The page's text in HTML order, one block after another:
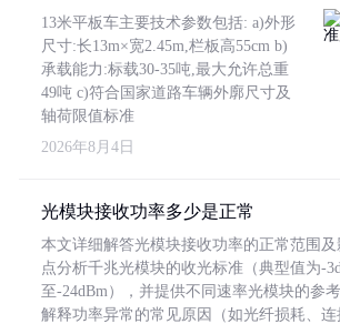
13米平板车主要技术参数包括: a)外形
尺寸:长13m×宽2.45m,栏板高55cm b)
承载能力:标载30-35吨,最大允许总重
49吨 c)符合国家道路车辆外廓尺寸及
轴荷限值标准
2026年8月4日
光模块接收功率多少是正常
本文详细解答光模块接收功率的正常范围
点分析千兆光模块的收光标准（典型值为-
至-24dBm），并提供不同速率光模块的参
解释功率异常的常见原因（如光纤损耗、连